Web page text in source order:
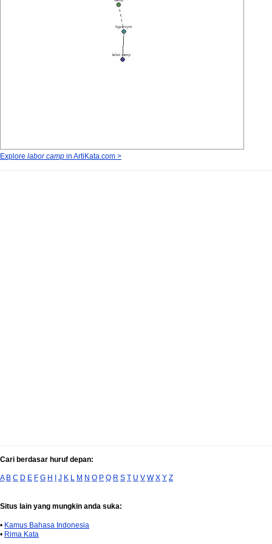
Explore labor camp in ArtiKata.com >
Cari berdasar huruf depan:
A B C D E F G H J K L M N O P Q R S T U V W X Y Z
Situs lain yang mungkin anda suka:
• Kamus Bahasa Indonesia
• Rima Kata